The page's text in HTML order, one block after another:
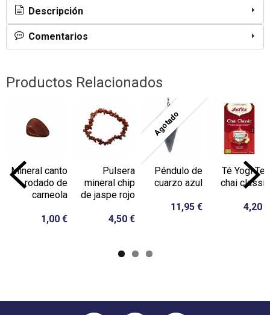
Descripción
Comentarios
Productos Relacionados
Mineral canto
rodado de
carneola
1,00 €
Pulsera
mineral chip
de jaspe rojo
4,50 €
Agotado
Péndulo de
cuarzo azul
11,95 €
Té Yogi Tea
chai classic
4,20 €